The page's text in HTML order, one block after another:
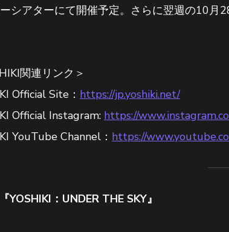
ーシアターにて開催予定。さらに翌週の10
関連リンク＞
Official Site： https://jp.yoshiki.net/
Official Instagram: https://
YouTube Channel： https://
YOSHIKI：UNDER THE SKY』